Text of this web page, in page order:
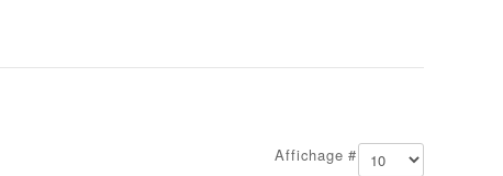
Affichage #